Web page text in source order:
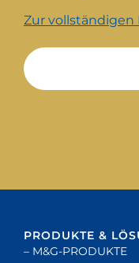
Zur
PRODUKTE &
– M&G-PRODUKTE